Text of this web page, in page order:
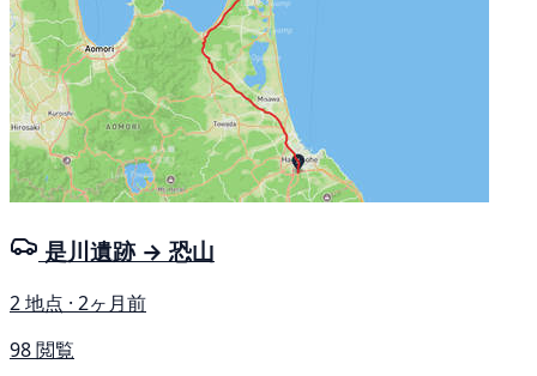
是川遺跡 → 恐山
2 地点 · 2ヶ月前
98 閲覧